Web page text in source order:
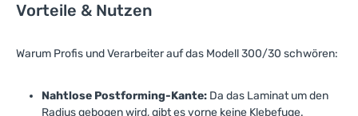
Vorteile & Nutzen
Warum Profis und Verarbeiter auf das Modell 300/30 schwören:
Nahtlose Postforming-Kante: Da das Laminat um den
Radius gebogen wird, gibt es vorne keine Klebefuge.